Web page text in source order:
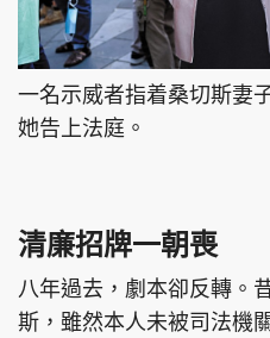
一名示威者指着桑切斯妻
她告上法庭。
清廉招牌一朝喪
八年過去，劇本卻反轉。
斯，雖然本人未被司法機